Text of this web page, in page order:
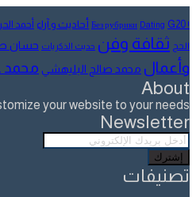
! Без рубрики
Dating G20 أحاديث و آراء أحمد
الحج ثقافة وفن حديث الذكريات حسان
وأعمال محمد صالح البليهشي محمد
About
your website to your needs.
Newsletter
أدخل
بريدك
الإلكتروني
تصنيفات